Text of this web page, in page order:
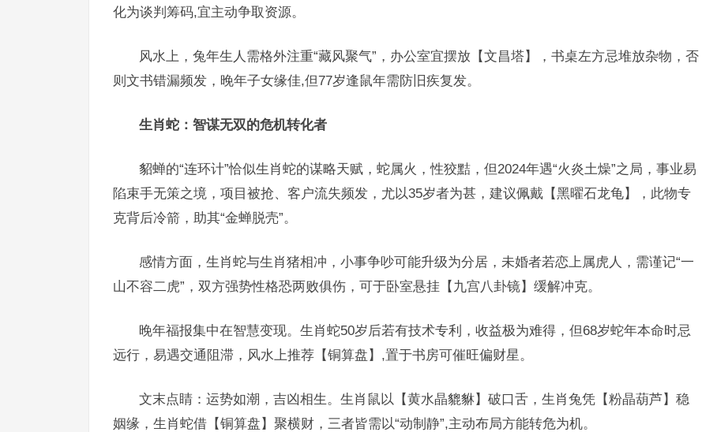
化为谈判筹码,宜主动争取资源。
风水上，兔年生人需格外注重“藏风聚气”，办公室宜摆放【文昌塔】，书桌左方忌堆放杂物，否
则文书错漏频发，晚年子女缘佳,但77岁逢鼠年需防旧疾复发。
生肖蛇：智谋无双的危机转化者
貂蝉的“连环计”恰似生肖蛇的谋略天赋，蛇属火，性狡黠，但2024年遇“火炎土燥”之局，事业易
陷束手无策之境，项目被抢、客户流失频发，尤以35岁者为甚，建议佩戴【黑曜石龙龟】，此物专
克背后冷箭，助其“金蝉脱壳”。
感情方面，生肖蛇与生肖猪相冲，小事争吵可能升级为分居，未婚者若恋上属虎人，需谨记“一
山不容二虎”，双方强势性格恐两败俱伤，可于卧室悬挂【九宫八卦镜】缓解冲克。
晚年福报集中在智慧变现。生肖蛇50岁后若有技术专利，收益极为难得，但68岁蛇年本命时忌
远行，易遇交通阻滞，风水上推荐【铜算盘】,置于书房可催旺偏财星。
文末点睛：运势如潮，吉凶相生。生肖鼠以【黄水晶貔貅】破口舌，生肖兔凭【粉晶葫芦】稳
姻缘，生肖蛇借【铜算盘】聚横财，三者皆需以“动制静”,主动布局方能转危为机。